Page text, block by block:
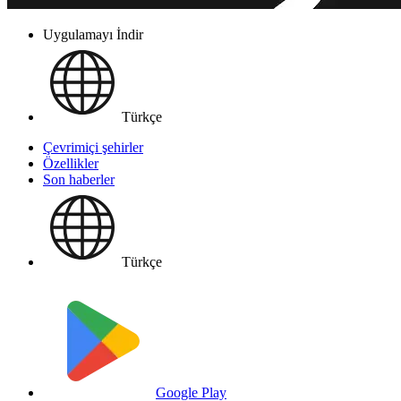
Uygulamayı İndir
Türkçe
Çevrimiçi şehirler
Özellikler
Son haberler
Türkçe
Google Play